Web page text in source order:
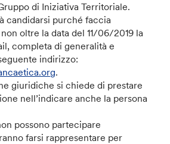
di Iniziativa Territoriale.
candidarsi purché faccia
oltre la data del 11/06/2019 la
completa di generalità e
indirizzo:
.
giuridiche si chiede di prestare
nell’indicare anche la persona
possono partecipare
farsi rappresentare per